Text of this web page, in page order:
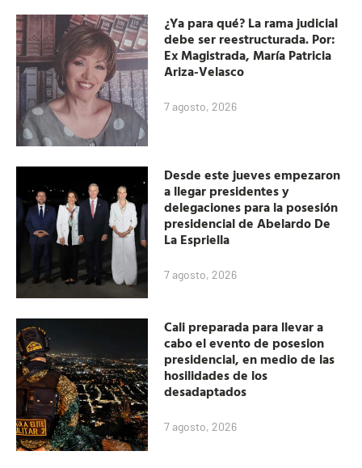
¿Ya para qué? La rama judicial
debe ser reestructurada. Por:
Ex Magistrada, María Patricia
Ariza-Velasco
7 agosto, 2026
Desde este jueves empezaron
a llegar presidentes y
delegaciones para la posesión
presidencial de Abelardo De
La Espriella
7 agosto, 2026
Cali preparada para llevar a
cabo el evento de posesion
presidencial, en medio de las
hosilidades de los
desadaptados
7 agosto, 2026